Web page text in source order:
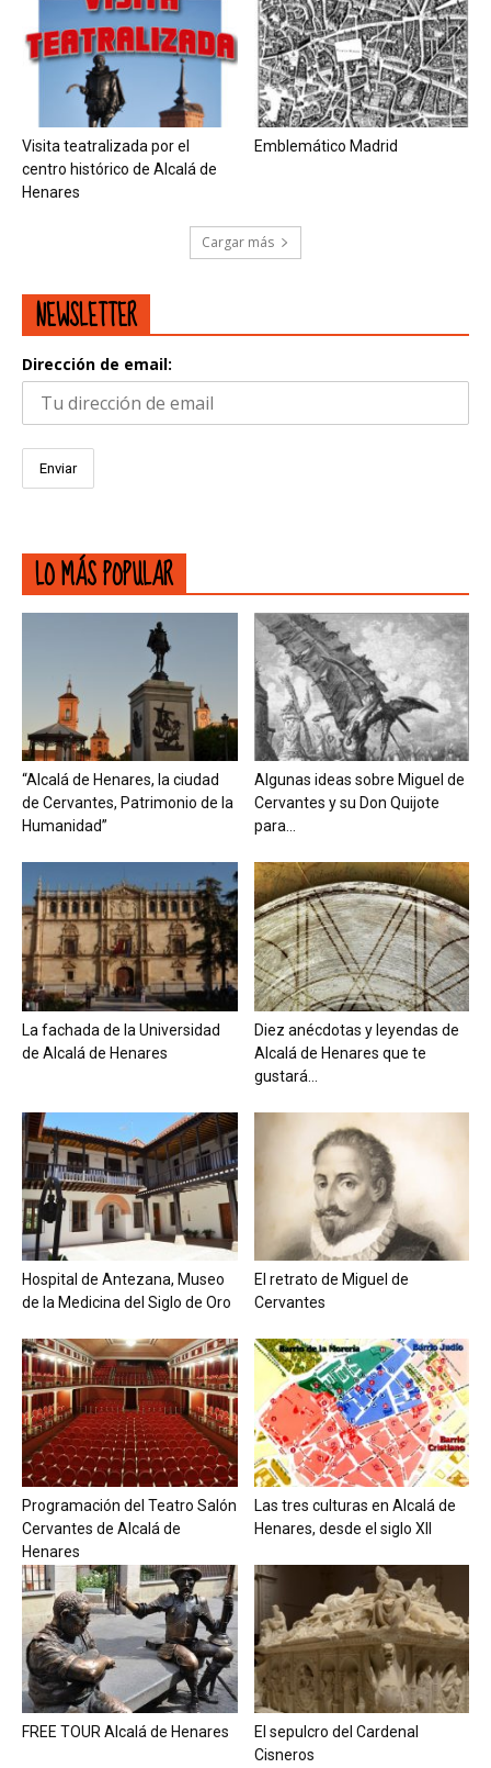
Visita teatralizada por el
centro histórico de Alcalá de
Henares
Emblemático Madrid
Cargar más
NEWSLETTER
Dirección de email:
LO MÁS POPULAR
“Alcalá de Henares, la ciudad
de Cervantes, Patrimonio de la
Humanidad”
Algunas ideas sobre Miguel de
Cervantes y su Don Quijote
para...
La fachada de la Universidad
de Alcalá de Henares
Diez anécdotas y leyendas de
Alcalá de Henares que te
gustará...
Hospital de Antezana, Museo
de la Medicina del Siglo de Oro
El retrato de Miguel de
Cervantes
Programación del Teatro Salón
Cervantes de Alcalá de
Henares
Las tres culturas en Alcalá de
Henares, desde el siglo XII
FREE TOUR Alcalá de Henares
El sepulcro del Cardenal
Cisneros